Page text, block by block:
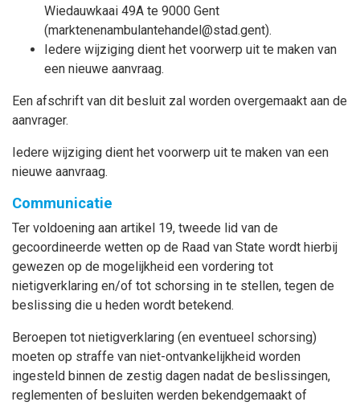
Wiedauwkaai 49A te 9000 Gent
(marktenenambulantehandel@stad.gent).
Iedere wijziging dient het voorwerp uit te maken van
een nieuwe aanvraag.
Een afschrift van dit besluit zal worden overgemaakt aan de
aanvrager.
Iedere wijziging dient het voorwerp uit te maken van een
nieuwe aanvraag.
Communicatie
Ter voldoening aan artikel 19, tweede lid van de
gecoordineerde wetten op de Raad van State wordt hierbij
gewezen op de mogelijkheid een vordering tot
nietigverklaring en/of tot schorsing in te stellen, tegen de
beslissing die u heden wordt betekend.
Beroepen tot nietigverklaring (en eventueel schorsing)
moeten op straffe van niet-ontvankelijkheid worden
ingesteld binnen de zestig dagen nadat de beslissingen,
reglementen of besluiten werden bekendgemaakt of